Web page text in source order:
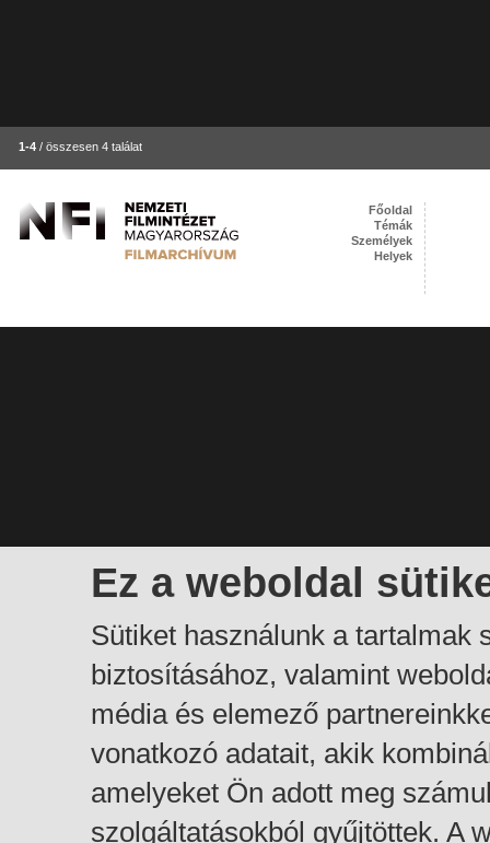
1-4 / összesen 4 találat
Ez a weboldal
Sütiket használunk a tartalmak
biztosításához, valamint
média és elemező
vonatkozó adatait, akik
amelyeket Ön adott meg
szolgáltatásokból gyűjtöttek. A
Főoldal
Témák
Személyek
Helyek